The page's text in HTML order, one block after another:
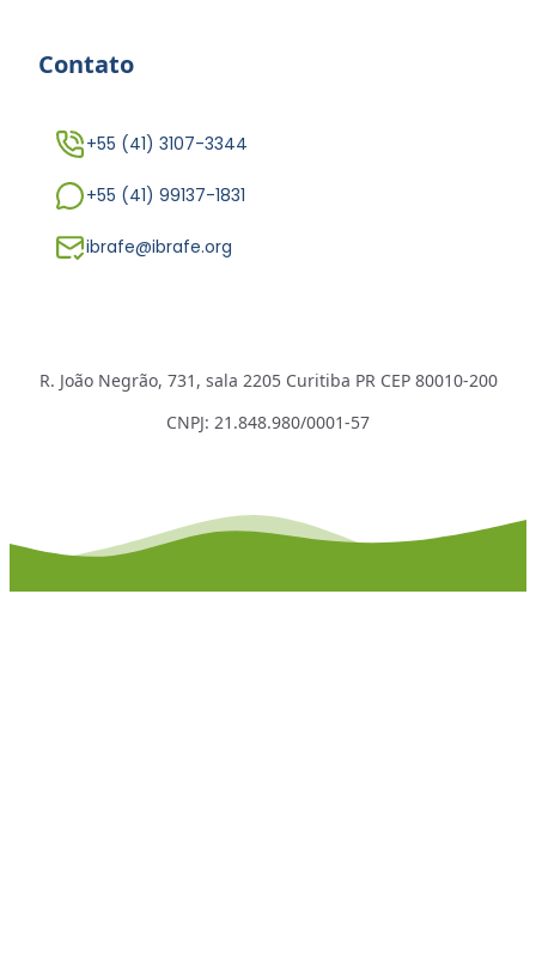
Contato
+55 (41) 3107-3344
+55 (41) 99137-1831
ibrafe@ibrafe.org
R. João Negrão, 731, sala 2205 Curitiba PR CEP 80010-200
CNPJ: 21.848.980/0001-57